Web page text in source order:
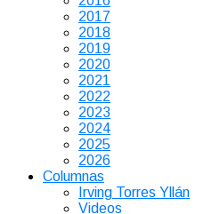
2017
2018
2019
2020
2021
2022
2023
2024
2025
2026
Columnas
Irving Torres Yllán
Videos